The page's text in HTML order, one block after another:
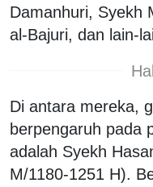
Damanhuri, Syekh
al-Bajuri, dan lain-
Di antara mereka,
berpengaruh pada
adalah Syekh
M/1180-1251 H).